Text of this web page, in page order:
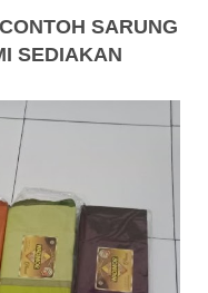
SARUNG
SEDIAKAN